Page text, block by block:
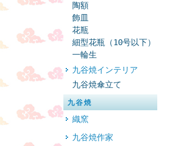
陶額
飾皿
花瓶
細型花瓶（10号以下）
一輪生
九谷焼インテリア
九谷焼傘立て
九谷焼
織窯
九谷焼作家